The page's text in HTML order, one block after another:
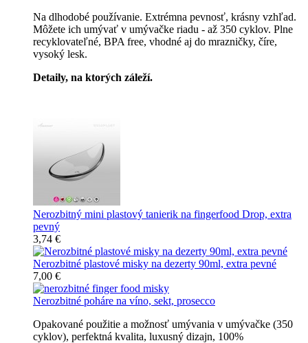
Na dlhodobé používanie. Extrémna pevnosť, krásny vzhľad.
Môžete ich umývať v umývačke riadu - až 350 cyklov. Plne
recyklovateľné, BPA free, vhodné aj do mrazničky, číre,
vysoký lesk.
Detaily, na ktorých záleží.
Nerozbitný mini plastový tanierik na fingerfood Drop, extra
pevný
3,74 €
Nerozbitné plastové misky na dezerty 90ml, extra pevné
7,00 €
Nerozbitné poháre na víno, sekt, prosecco
Opakované použitie a možnosť umývania v umývačke (350
cyklov), perfektná kvalita, luxusný dizajn, 100%